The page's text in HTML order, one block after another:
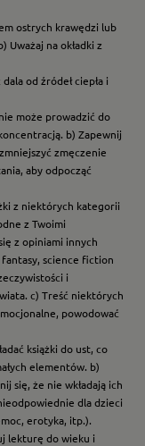
ostrych krawędzi lub
Uważaj na okładki z
od źródeł ciepła i
może prowadzić do
b) Zapewnij
zmęczenie
aby odpocząć
z niektórych kategorii
z Twoimi
z opiniami innych
science fiction
i
c) Treść niektórych
powodować
książki do ust, co
elementów. b)
się, że nie wkładają ich
dla dzieci
erotyka, itp.).
lekturę do wieku i